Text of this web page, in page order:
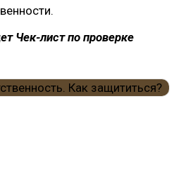
Чек-лист по проверке